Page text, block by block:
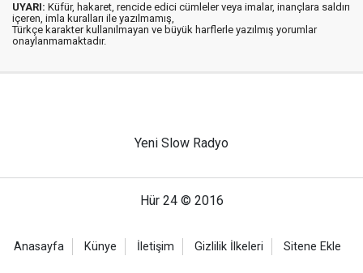
UYARI: Küfür, hakaret, rencide edici cümleler veya imalar, inançlara saldırı
içeren, imla kuralları ile yazılmamış,
Türkçe karakter kullanılmayan ve büyük harflerle yazılmış yorumlar
onaylanmamaktadır.
Yeni Slow Radyo
Hür 24 © 2016
Anasayfa Künye İletişim Gizlilik İlkeleri Sitene Ekle